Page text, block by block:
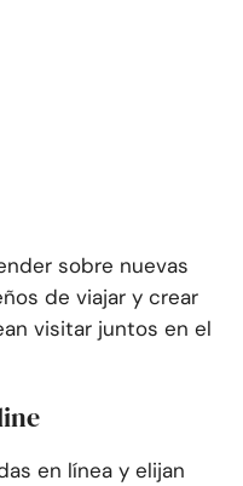
sobre nuevas
de viajar y crear
visitar juntos en el
en línea y elijan